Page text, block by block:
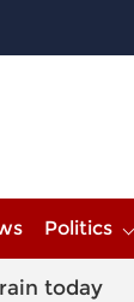
Politics
today